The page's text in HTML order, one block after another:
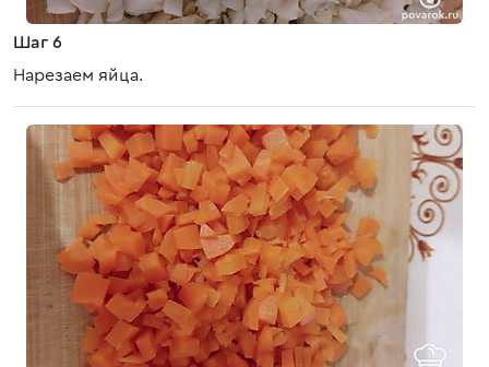
Шаг 6
Нарезаем яйца.